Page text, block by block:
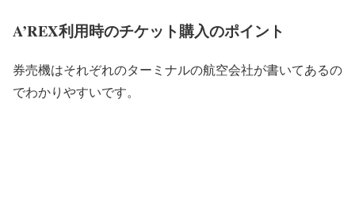
A’REX利用時のチケット購入のポイント
券売機はそれぞれのターミナルの航空会社が書いてあるの
でわかりやすいです。